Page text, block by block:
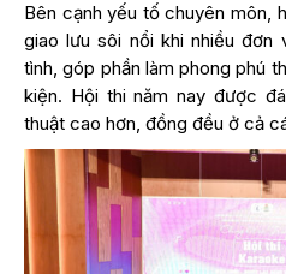
Bên cạnh yếu tố chuyên môn,
giao lưu sôi nổi khi nhiều
tình, góp phần làm phong phú
kiện. Hội thi năm nay được
thuật cao hơn, đồng đều ở cả